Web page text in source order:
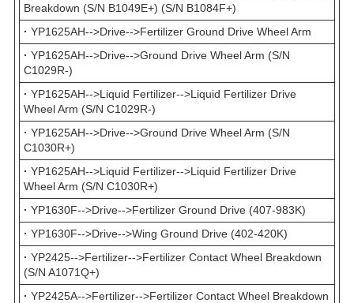
Breakdown (S/N B1049E+) (S/N B1084F+)
· YP1625AH-->Drive-->Fertilizer Ground Drive Wheel Arm
· YP1625AH-->Drive-->Ground Drive Wheel Arm (S/N
C1029R-)
· YP1625AH-->Liquid Fertilizer-->Liquid Fertilizer Drive
Wheel Arm (S/N C1029R-)
· YP1625AH-->Drive-->Ground Drive Wheel Arm (S/N
C1030R+)
· YP1625AH-->Liquid Fertilizer-->Liquid Fertilizer Drive
Wheel Arm (S/N C1030R+)
· YP1630F-->Drive-->Fertilizer Ground Drive (407-983K)
· YP1630F-->Drive-->Wing Ground Drive (402-420K)
· YP2425-->Fertilizer-->Fertilizer Contact Wheel Breakdown
(S/N A1071Q+)
· YP2425A-->Fertilizer-->Fertilizer Contact Wheel Breakdown